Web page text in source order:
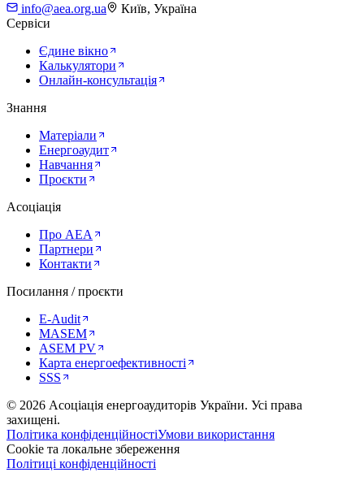
info@aea.org.ua
Київ, Україна
Сервіси
Єдине вікно
Калькулятори
Онлайн-консультація
Знання
Матеріали
Енергоаудит
Навчання
Проєкти
Асоціація
Про AEA
Партнери
Контакти
Посилання / проєкти
E-Audit
MASEM
ASEM PV
Карта енергоефективності
SSS
© 2026 Асоціація енергоаудиторів України. Усі права
захищені.
Політика конфіденційностіУмови використання
Cookie та локальне збереження
Політиці конфіденційності